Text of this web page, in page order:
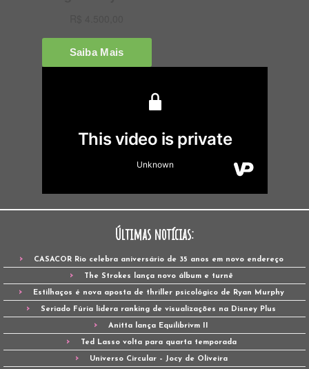
Últimas notícias:
CASACOR Rio celebra aniversário de 35 anos em novo endereço
The Strokes lança novo álbum e turnê
Estilhaços é nova aposta de thriller psicológico de Ryan Murphy
Seriado Fúria lidera ranking de visualizações na Disney Plus
Anitta lança Equilibrivm II
Ted Lasso volta para quarta temporada
Universo Circular – Jocy de Oliveira